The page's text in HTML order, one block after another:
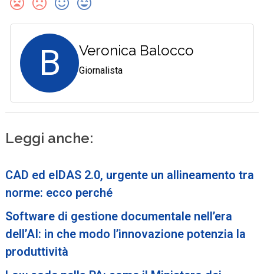
B Veronica Balocco
Giornalista
Leggi anche:
CAD ed eIDAS 2.0, urgente un allineamento tra
norme: ecco perché
Software di gestione documentale nell’era
dell’AI: in che modo l’innovazione potenzia la
produttività